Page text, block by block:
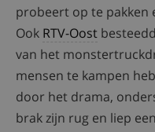
probeert op te pakken
Ook RTV-Oost
van het
mensen te kampen
door het drama,
brak zijn rug en liep